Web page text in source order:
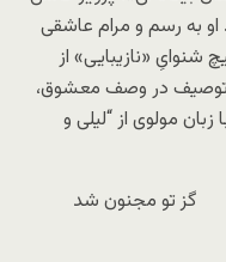
به رسم و مرام عاشقی
«نازیبایی» از
توصیف در وصف معشوق،
مولوی از “لیلی و
تو مجنون شد